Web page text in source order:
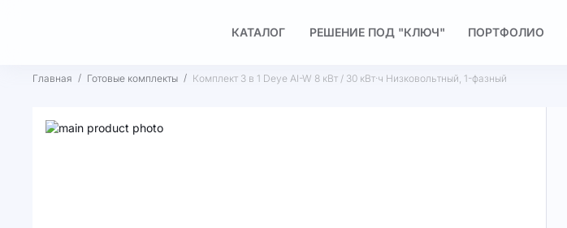
КАТАЛОГ РЕШЕНИЕ ПОД "КЛЮЧ" ПОРТФОЛИО
Главная Готовые комплекты Комплект 3 в 1 Deye AI-W 8 кВт / 30 кВт·ч Низковольтный, 1-фазный
Пропустить